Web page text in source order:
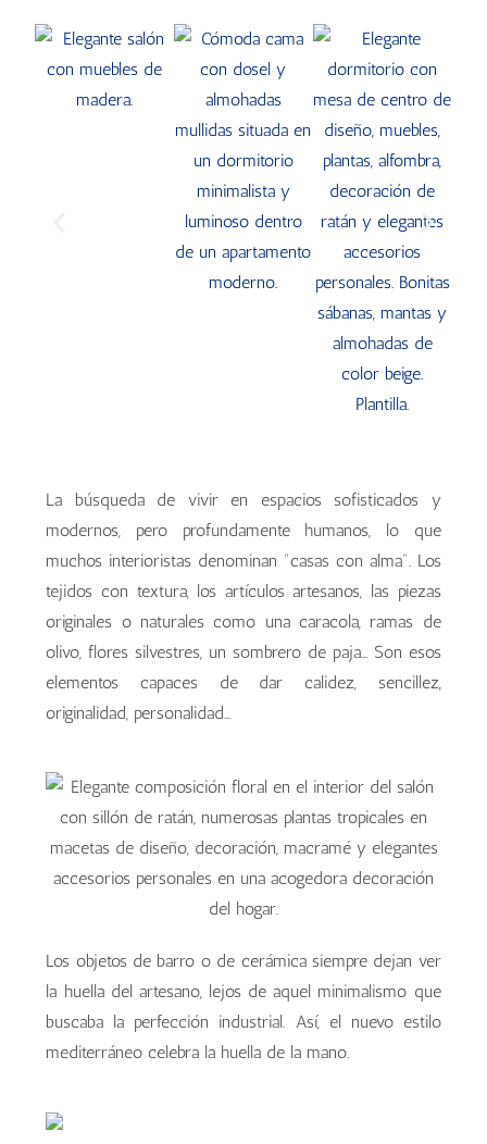
La búsqueda de vivir en espacios sofisticados y
modernos, pero profundamente humanos, lo que
muchos interioristas denominan "casas con alma". Los
tejidos con textura, los artículos artesanos, las piezas
originales o naturales como una caracola, ramas de
olivo, flores silvestres, un sombrero de paja... Son esos
elementos capaces de dar calidez, sencillez,
originalidad, personalidad...
Los objetos de barro o de cerámica siempre dejan ver
la huella del artesano, lejos de aquel minimalismo que
buscaba la perfección industrial. Así, el nuevo estilo
mediterráneo celebra la huella de la mano.